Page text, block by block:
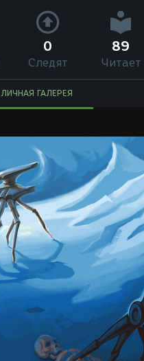
0
Следят
89
Читает
ЛИЧНАЯ ГАЛЕРЕЯ